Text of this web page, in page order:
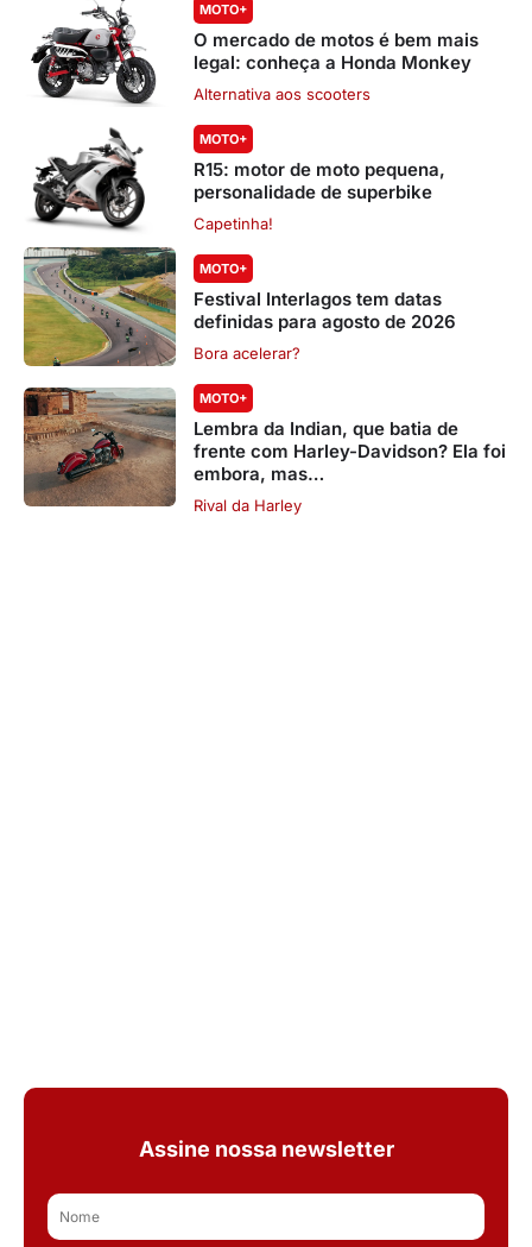
MOTO+
O mercado de motos é bem mais
legal: conheça a Honda Monkey
Alternativa aos scooters
MOTO+
R15: motor de moto pequena,
personalidade de superbike
Capetinha!
MOTO+
Festival Interlagos tem datas
definidas para agosto de 2026
Bora acelerar?
MOTO+
Lembra da Indian, que batia de
frente com Harley-Davidson? Ela foi
embora, mas…
Rival da Harley
Assine nossa newsletter